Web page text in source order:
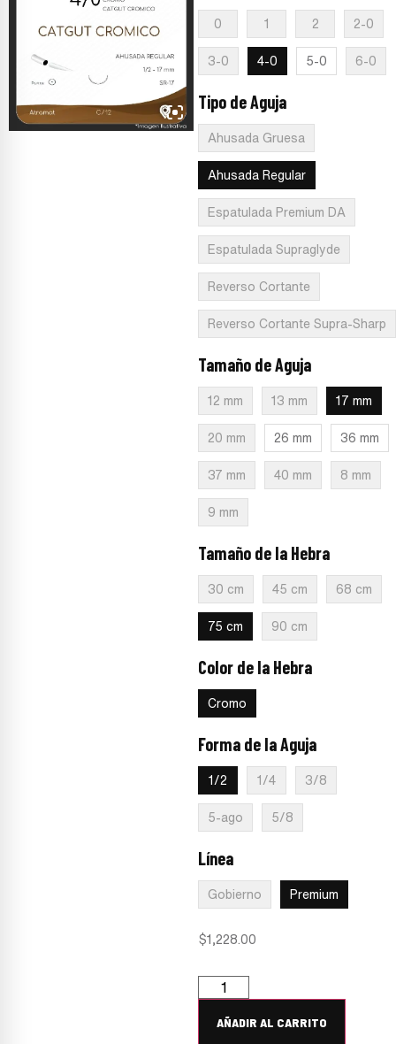
0 1 2 2-0
3-0 4-0 5-0 6-0
Tipo de Aguja
Ahusada Gruesa
Ahusada Regular
Espatulada Premium DA
Espatulada Supraglyde
Reverso Cortante
Reverso Cortante Supra-Sharp
Tamaño de Aguja
12 mm 13 mm 17 mm
20 mm 26 mm 36 mm
37 mm 40 mm 8 mm
9 mm
Tamaño de la Hebra
30 cm 45 cm 68 cm
75 cm 90 cm
Color de la Hebra
Cromo
Forma de la Aguja
1/2 1/4 3/8
5-ago 5/8
Línea
Gobierno Premium
$1,228.00
AÑADIR AL CARRITO